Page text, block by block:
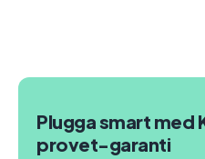
Plugga smart med
provet-garanti